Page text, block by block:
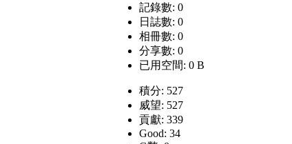
記錄數: 0
日誌數: 0
相冊數: 0
分享數: 0
已用空間: 0 B
積分: 527
威望: 527
貢獻: 339
Good: 34